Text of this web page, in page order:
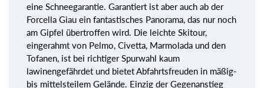
eine Schneegarantie. Garantiert ist aber auch ab der
Forcella Giau ein fantastisches Panorama, das nur noch
am Gipfel übertroffen wird. Die leichte Skitour,
eingerahmt von Pelmo, Civetta, Marmolada und den
Tofanen, ist bei richtiger Spurwahl kaum
lawinengefährdet und bietet Abfahrtsfreuden in mäßig-
bis mittelsteilem Gelände. Einzig der Gegenanstieg